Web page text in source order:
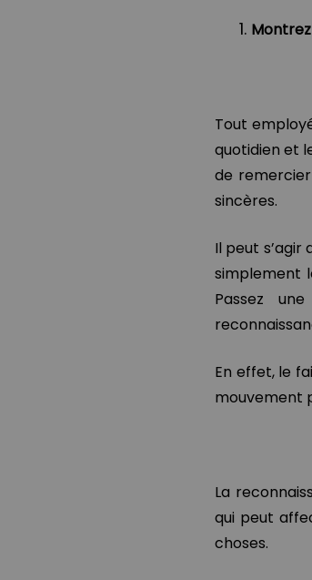
Tout
quotidien et
de
sincères.
Il peut
simplement
Passez
En effet, le
mouvement
La
qui peut
choses.